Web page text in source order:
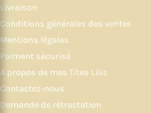
Livraison
Conditions générales des ventes
Mentions légales
Paiment sécurisé
A propos de mes Tites Lilis
Contactez-nous
Demande de rétractation